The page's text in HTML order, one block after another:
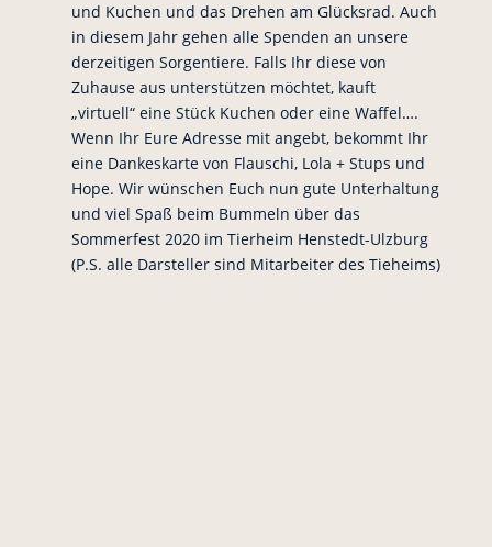
und Kuchen und das Drehen am Glücksrad. Auch
in diesem Jahr gehen alle Spenden an unsere
derzeitigen Sorgentiere. Falls Ihr diese von
Zuhause aus unterstützen möchtet, kauft
„virtuell“ eine Stück Kuchen oder eine Waffel….
Wenn Ihr Eure Adresse mit angebt, bekommt Ihr
eine Dankeskarte von Flauschi, Lola + Stups und
Hope. Wir wünschen Euch nun gute Unterhaltung
und viel Spaß beim Bummeln über das
Sommerfest 2020 im Tierheim Henstedt-Ulzburg
(P.S. alle Darsteller sind Mitarbeiter des Tieheims)